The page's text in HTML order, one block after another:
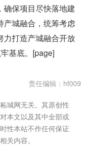
确保项目尽快落地建
产城融合，统筹考虑
力打造产城融合开放
基底。[page]
责任编辑：hf009
城网无关。其原创性
本文以及其中全部或
性本站不作任何保证
关内容。